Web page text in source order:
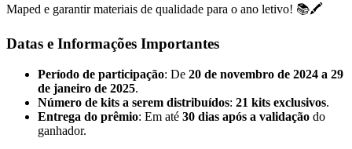
Maped e garantir materiais de qualidade para o ano letivo! 📚🖍️
Datas e Informações Importantes
Período de participação: De 20 de novembro de 2024 a 29
de janeiro de 2025.
Número de kits a serem distribuídos: 21 kits exclusivos.
Entrega do prêmio: Em até 30 dias após a validação do
ganhador.